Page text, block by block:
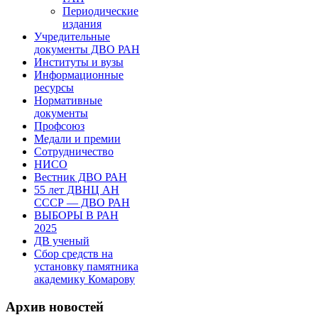
Периодические
издания
Учредительные
документы ДВО РАН
Институты и вузы
Информационные
ресурсы
Нормативные
документы
Профсоюз
Медали и премии
Сотрудничество
НИСО
Вестник ДВО РАН
55 лет ДВНЦ АН
СССР — ДВО РАН
ВЫБОРЫ В РАН
2025
ДВ ученый
Сбор средств на
установку памятника
академику Комарову
Архив новостей